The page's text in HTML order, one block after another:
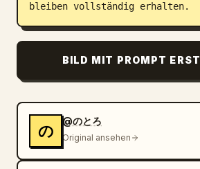
bleiben vollständig erhalten.
BILD MIT PROMPT
の
@のとろ
Original ansehen